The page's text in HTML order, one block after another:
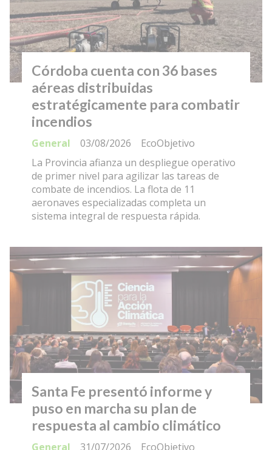
Córdoba cuenta con 36 bases
aéreas distribuidas
estratégicamente para combatir
incendios
EcoObjetivo
General
03/08/2026
La Provincia afianza un despliegue operativo
de primer nivel para agilizar las tareas de
combate de incendios. La flota de 11
aeronaves especializadas completa un
sistema integral de respuesta rápida.
Santa Fe presentó informe y
puso en marcha su plan de
respuesta al cambio climático
EcoObjetivo
General 31/07/2026